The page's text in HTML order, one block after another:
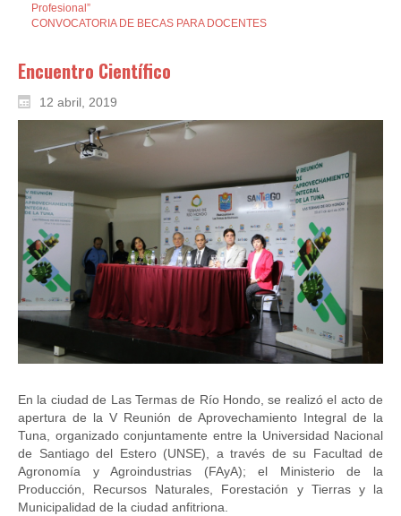
Profesional”
CONVOCATORIA DE BECAS PARA DOCENTES
Encuentro Científico
12 abril, 2019
En la ciudad de Las Termas de Río Hondo, se realizó el acto de
apertura de la V Reunión de Aprovechamiento Integral de la
Tuna, organizado conjuntamente entre la Universidad Nacional
de Santiago del Estero (UNSE), a través de su Facultad de
Agronomía y Agroindustrias (FAyA); el Ministerio de la
Producción, Recursos Naturales, Forestación y Tierras y la
Municipalidad de la ciudad anfitriona.